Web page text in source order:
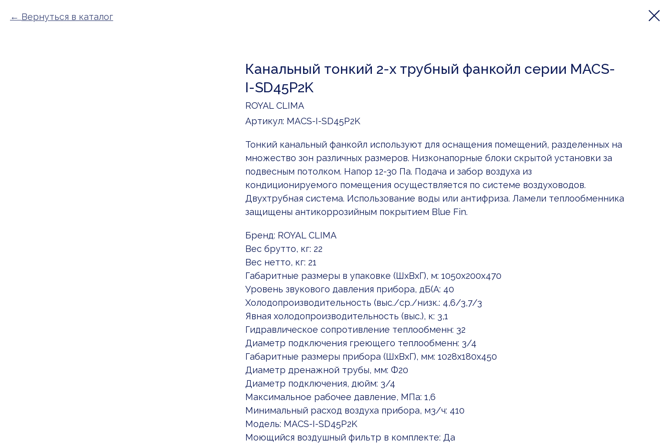
Вернуться в каталог
Канальный тонкий 2-х трубный фанкойл серии MACS-
I-SD45P2K
ROYAL CLIMA
Артикул: MACS-I-SD45P2K
Тонкий канальный фанкойл используют для оснащения помещений, разделенных на
множество зон различных размеров. Низконапорные блоки скрытой установки за
подвесным потолком. Напор 12-30 Па. Подача и забор воздуха из
кондиционируемого помещения осуществляется по системе воздуховодов.
Двухтрубная система. Использование воды или антифриза. Ламели теплообменника
защищены антикоррозийным покрытием Blue Fin.
Бренд: ROYAL CLIMA
Вес брутто, кг: 22
Вес нетто, кг: 21
Габаритные размеры в упаковке (ШxВxГ), м: 1050x200x470
Уровень звукового давления прибора, дБ(А: 40
Холодопроизводительность (выс./ср./низк.: 4,6/3,7/3
Явная холодопроизводительность (выс.), к: 3,1
Гидравлическое сопротивление теплообменн: 32
Диаметр подключения греющего теплообменн: 3/4
Габаритные размеры прибора (ШхВхГ), мм: 1028x180x450
Диаметр дренажной трубы, мм: Ф20
Диаметр подключения, дюйм: 3/4
Максимальное рабочее давление, МПа: 1,6
Минимальный расход воздуха прибора, м3/ч: 410
Модель: MACS-I-SD45P2K
Моющийся воздушный фильтр в комплекте: Да